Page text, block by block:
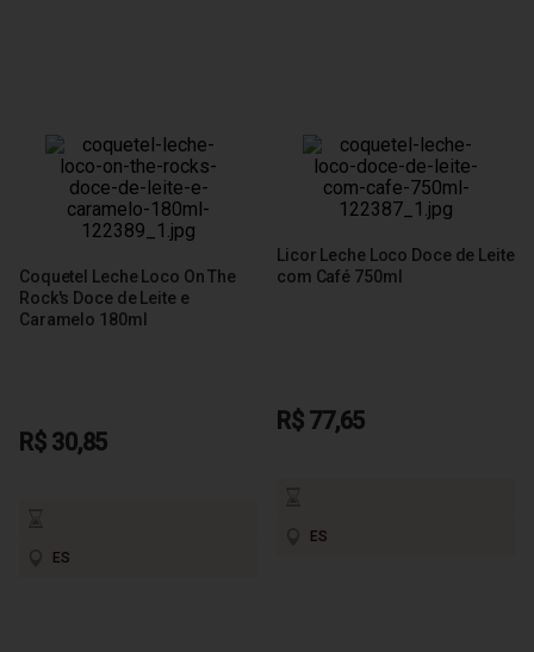
Coquetel Leche Loco On The
Rock's Doce de Leite e
Caramelo 180ml
R$ 30,85
ES
Licor Leche Loco Doce de Leite
com Café 750ml
R$ 77,65
ES